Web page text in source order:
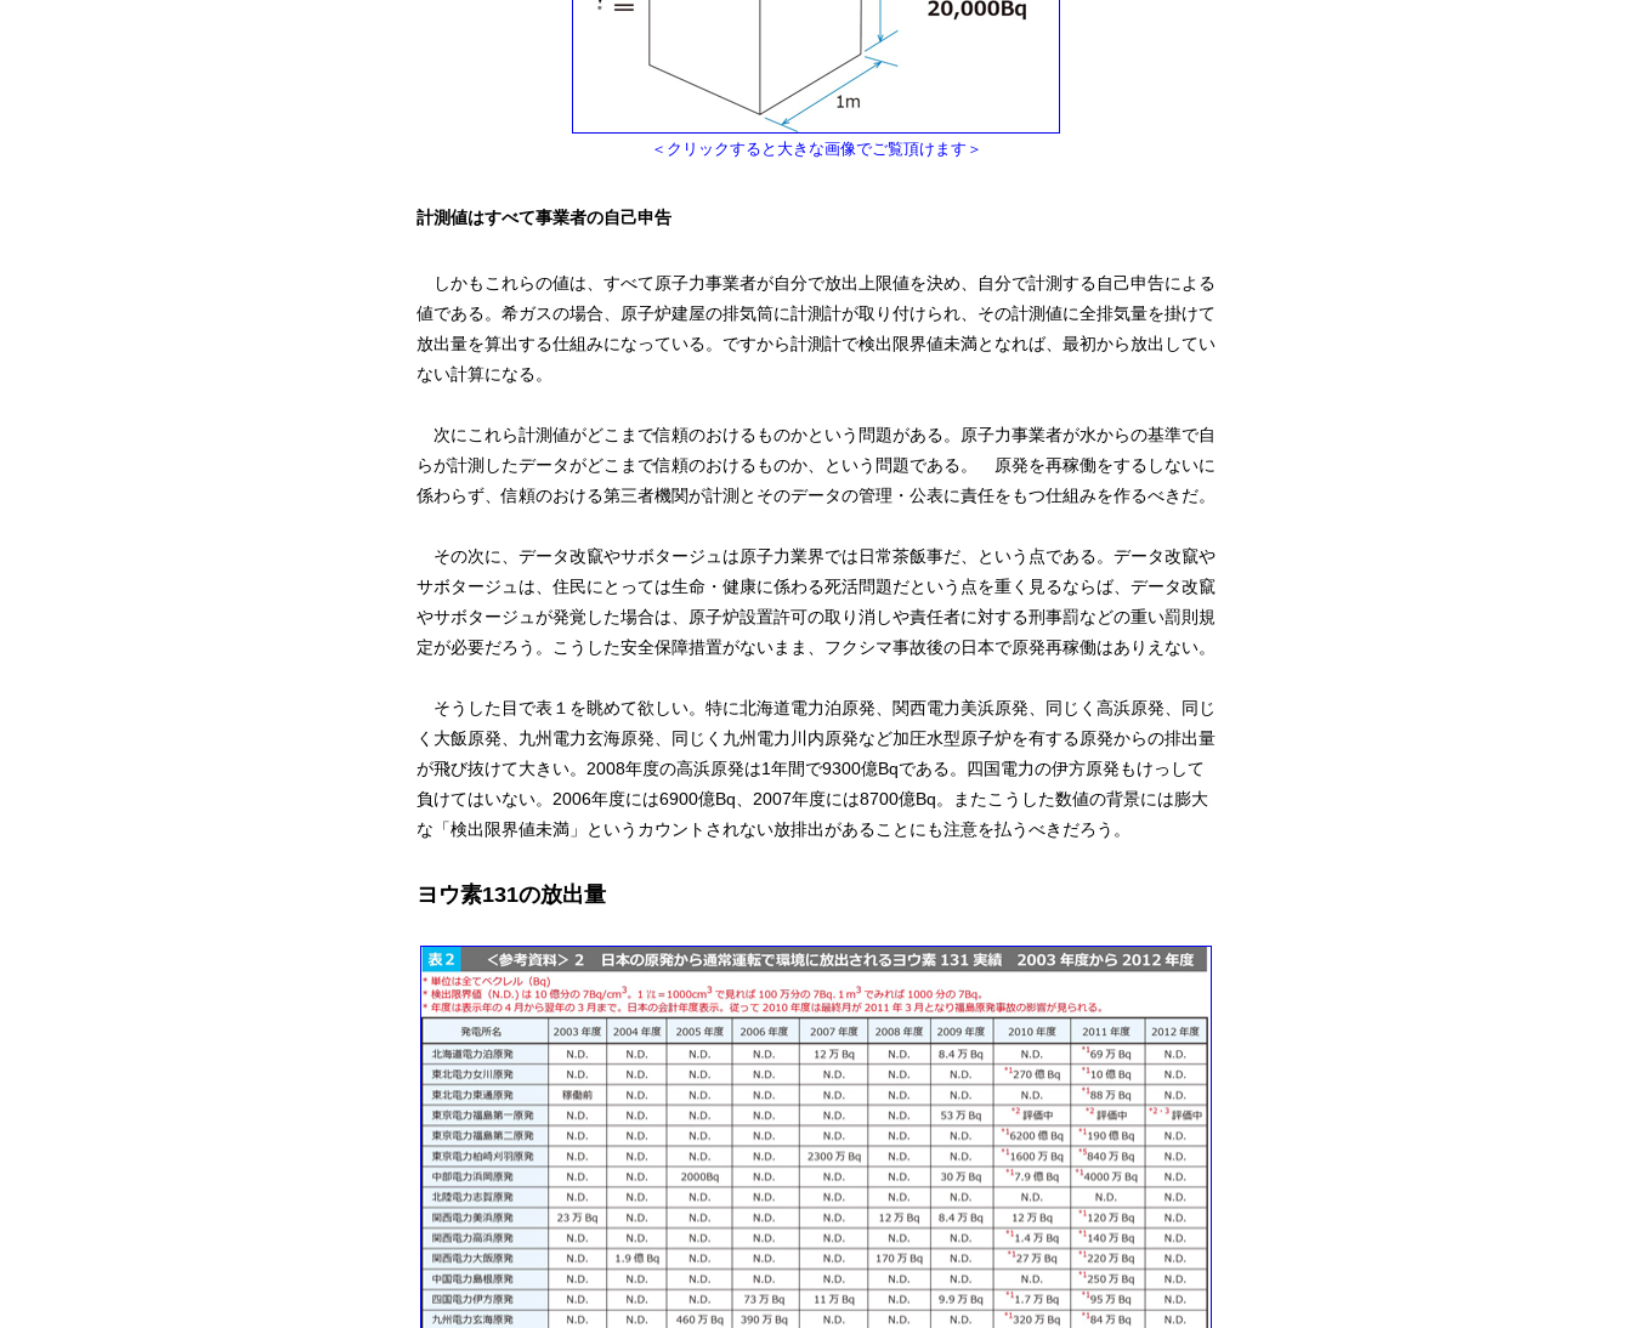
＜クリックすると大きな画像でご覧頂けます＞
計測値はすべて事業者の自己申告
しかもこれらの値は、すべて原子力事業者が自分で放出上限値を決め、自分で計測する自己申告による
値である。希ガスの場合、原子炉建屋の排気筒に計測計が取り付けられ、その計測値に全排気量を掛けて
放出量を算出する仕組みになっている。ですから計測計で検出限界値未満となれば、最初から放出してい
ない計算になる。
次にこれら計測値がどこまで信頼のおけるものかという問題がある。原子力事業者が水からの基準で自
らが計測したデータがどこまで信頼のおけるものか、という問題である。 原発を再稼働をするしないに
係わらず、信頼のおける第三者機関が計測とそのデータの管理・公表に責任をもつ仕組みを作るべきだ。
その次に、データ改竄やサボタージュは原子力業界では日常茶飯事だ、という点である。データ改竄や
サボタージュは、住民にとっては生命・健康に係わる死活問題だという点を重く見るならば、データ改竄
やサボタージュが発覚した場合は、原子炉設置許可の取り消しや責任者に対する刑事罰などの重い罰則規
定が必要だろう。こうした安全保障措置がないまま、フクシマ事故後の日本で原発再稼働はありえない。
そうした目で表１を眺めて欲しい。特に北海道電力泊原発、関西電力美浜原発、同じく高浜原発、同じ
く大飯原発、九州電力玄海原発、同じく九州電力川内原発など加圧水型原子炉を有する原発からの排出量
が飛び抜けて大きい。2008年度の高浜原発は1年間で9300億Bqである。四国電力の伊方原発もけっして
負けてはいない。2006年度には6900億Bq、2007年度には8700億Bq。またこうした数値の背景には膨大
な「検出限界値未満」というカウントされない放排出があることにも注意を払うべきだろう。
ヨウ素131の放出量